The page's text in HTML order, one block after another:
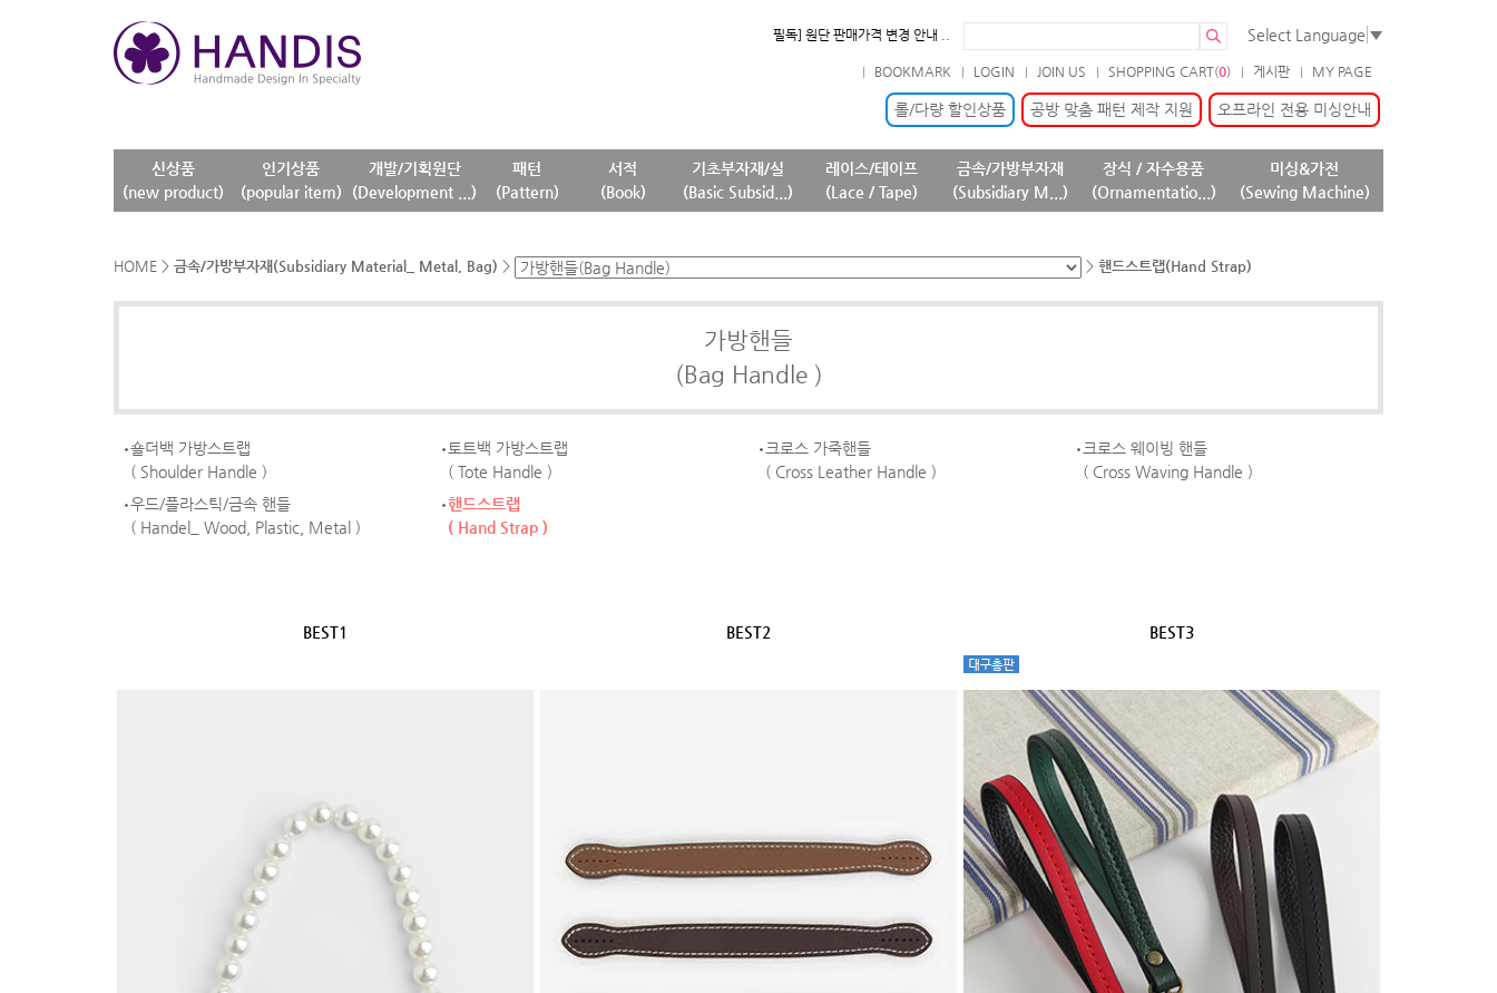
확인] 7월 신규 등록상품 안내..
필독] 판매 중단 패턴상품 안내 ..
필독] 상품명 및 상품정보(상품페..
필독] 원단 판매가격 변경 안내 ..
Select Language ▼
MY PAGE
게시판
SHOPPING CART(0)
JOIN US
LOGIN
BOOKMARK
오프라인 전용 미싱안내
공방 맞춤 패턴 제작 지원
롤/다량 할인상품
신상품
(new product)
인기상품
(popular item)
개발/기획원단
(Development ...)
패턴
(Pattern)
서적
(Book)
기초부자재/실
(Basic Subsid...)
레이스/테이프
(Lace / Tape)
금속/가방부자재
(Subsidiary M...)
장식 / 자수용품
(Ornamentatio...)
미싱&가전
(Sewing Machine)
HOME > 금속/가방부자재(Subsidiary Material_ Metal, Bag) > > 핸드스트랩(Hand Strap)
가방핸들
(Bag Handle )
숄더백 가방스트랩
( Shoulder Handle )
토트백 가방스트랩
( Tote Handle )
크로스 가죽핸들
( Cross Leather Handle )
크로스 웨이빙 핸들
( Cross Waving Handle )
우드/플라스틱/금속 핸들
( Handel_ Wood, Plastic, Metal )
핸드스트랩
( Hand Strap )
BEST1 BEST2 BEST3